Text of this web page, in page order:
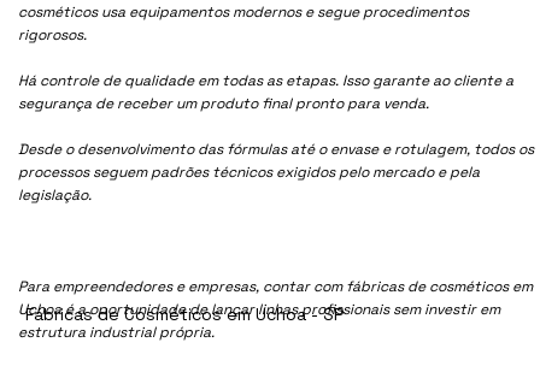
cosméticos usa equipamentos modernos e segue procedimentos
rigorosos.
Há controle de qualidade em todas as etapas. Isso garante ao cliente a
segurança de receber um produto final pronto para venda.
Desde o desenvolvimento das fórmulas até o envase e rotulagem, todos os
processos seguem padrões técnicos exigidos pelo mercado e pela
legislação.
Para empreendedores e empresas, contar com fábricas de cosméticos em
Uchoa é a oportunidade de lançar linhas profissionais sem investir em
estrutura industrial própria.
Fábricas de Cosméticos em Uchoa - SP